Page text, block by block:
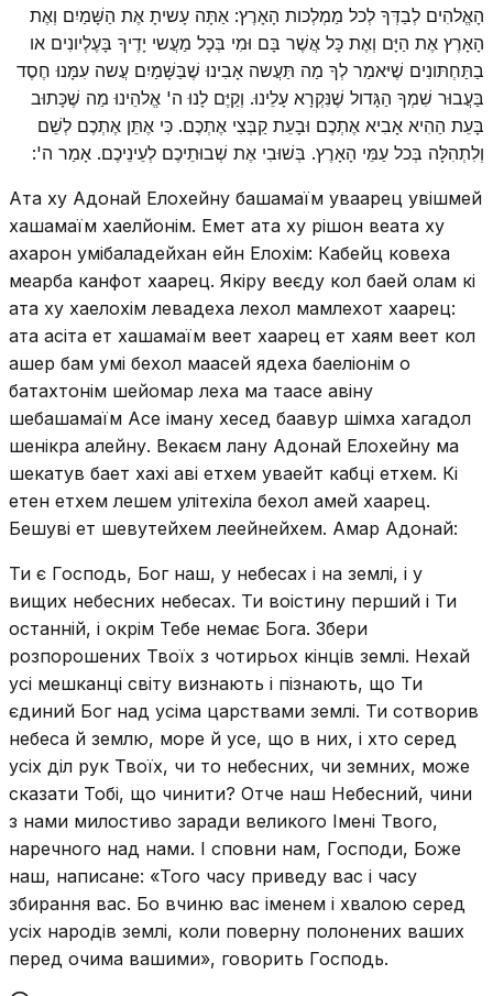
הָאֱלהִים לְבַדְּךָ לְכל מַמְלְכות הָאָרֶץ: אַתָּה עָשיתָ אֶת הַשָּׁמַיִם וְאֶת
הָאָרֶץ אֶת הַיָּם וְאֶת כָּל אֲשֶׁר בָּם וּמִי בְּכָל מַעֲשי יָדֶיךָ בָּעֶלְיונִים או
בַתַּחְתּונִים שֶׁיּאמַר לְךָ מַה תַּעֲשה אָבִינוּ שֶׁבַּשָּׁמַיִם עֲשה עִמָּנוּ חֶסֶד
בַּעֲבוּר שִׁמְךָ הַגָּדול שֶׁנִּקְרָא עָלֵינוּ. וְקַיֶּם לָנוּ ה' אֱלהֵינוּ מַה שֶׁכָּתוּב
בָּעֵת הַהִיא אָבִיא אֶתְכֶם וּבָעֵת קַבְּצִי אֶתְכֶם. כִּי אֶתֵּן אֶתְכֶם לְשֵׁם
וְלִתְהִלָּה בְּכל עַמֵּי הָאָרֶץ. בְּשׁוּבִי אֶת שְׁבוּתֵיכֶם לְעֵינֵיכֶם. אָמַר ה':
Ата ху Адонай Елохейну башамаїм уваарец увішмей
хашамаїм хаелйонім. Емет ата ху рішон веата ху
ахарон умібаладейхан ейн Елохім: Кабейц ковеха
меарба канфот хаарец. Якіру веєду кол баей олам кі
ата ху хаелохім левадеха лехол мамлехот хаарец:
ата асіта ет хашамаїм веет хаарец ет хаям веет кол
ашер бам умі бехол маасей ядеха баеліонім о
батахтонім шейомар леха ма таасе авіну
шебашамаїм Асе іману хесед баавур шімха хагадол
шенікра алейну. Векаєм лану Адонай Елохейну ма
шекатув бает хахі аві етхем уваейт кабці етхем. Кі
етен етхем лешем улітехіла бехол амей хаарец.
Бешуві ет шевутейхем леейнейхем. Амар Адонай:
Ти є Господь, Бог наш, у небесах і на землі, і у
вищих небесних небесах. Ти воістину перший і Ти
останній, і окрім Тебе немає Бога. Збери
розпорошених Твоїх з чотирьох кінців землі. Нехай
усі мешканці світу визнають і пізнають, що Ти
єдиний Бог над усіма царствами землі. Ти сотворив
небеса й землю, море й усе, що в них, і хто серед
усіх діл рук Твоїх, чи то небесних, чи земних, може
сказати Тобі, що чинити? Отче наш Небесний, чини
з нами милостиво заради великого Імені Твого,
наречного над нами. І сповни нам, Господи, Боже
наш, написане: «Того часу приведу вас і часу
збирання вас. Бо вчиню вас іменем і хвалою серед
усіх народів землі, коли поверну полонених ваших
перед очима вашими», говорить Господь.